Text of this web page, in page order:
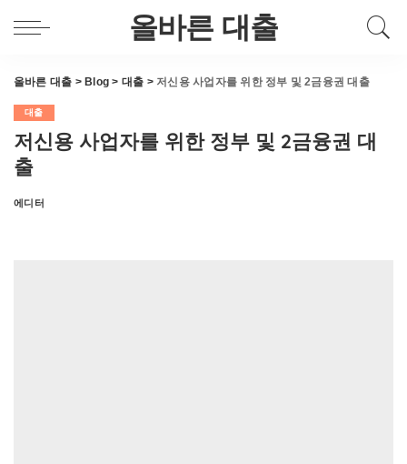
올바른 대출
올바른 대출 > Blog > 대출 > 저신용 사업자를 위한 정부 및 2금융권 대출
대출
저신용 사업자를 위한 정부 및 2금융권 대
출
Posted
에디터